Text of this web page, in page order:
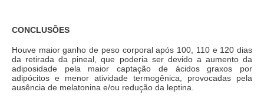
CONCLUSÕES
Houve maior ganho de peso corporal após 100, 110 e 120 dias
da retirada da pineal, que poderia ser devido a aumento da
adiposidade pela maior captação de ácidos graxos por
adipócitos e menor atividade termogênica, provocadas pela
ausência de melatonina e/ou redução da leptina.